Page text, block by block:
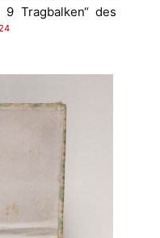
Tragbalken“ des